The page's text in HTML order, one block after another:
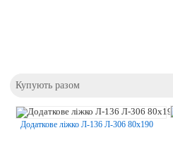
Купують разом
Додаткове ліжко Л-136 Л-306 80x190